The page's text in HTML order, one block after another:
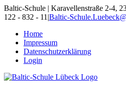
Skip
to
Baltic-Schule | Karavellenstraße 2-4,
122 - 832 - 11 |Baltic-
Home
Impressum
Datenschutzerklärung
Login